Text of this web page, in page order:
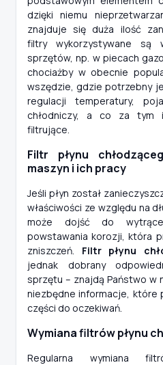
dzięki niemu
znajduje się duża ilość
filtry wykorzystywane są
sprzętów, np. w piecach
chociażby w obecnie
wszędzie, gdzie potrzebny
regulacji temperatury,
chłodniczy, a co za tym
filtrujące.
Filtr płynu
maszyn i ich pracy
Jeśli płyn został
właściwości ze względu na
może dojść do
powstawania korozji, która
zniszczeń. Filtr płynu
jednak dobrany
sprzętu – znajdą Państwo w
niezbędne informacje, które
części do oczekiwań.
Wymiana filtrów płynu
Regularna wymiana